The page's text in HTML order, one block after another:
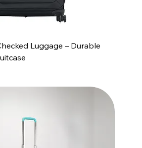
Luggage – Durable